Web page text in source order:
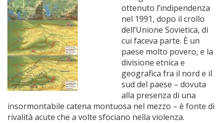
ottenuto l’indipendenza
nel 1991, dopo il crollo
dell’Unione Sovietica, di
cui faceva parte. È un
paese molto povero, e la
divisione etnica e
geografica fra il nord e il
sud del paese – dovuta
alla presenza di una
insormontabile catena montuosa nel mezzo – è fonte di
rivalità acute che a volte sfociano nella violenza.